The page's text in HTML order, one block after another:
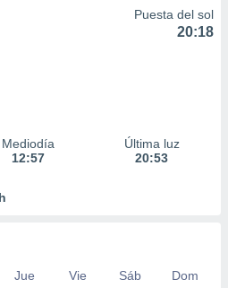
Puesta del sol
20:18
Mediodía
12:57
Última luz
20:53
Jue Vie Sáb
Dom